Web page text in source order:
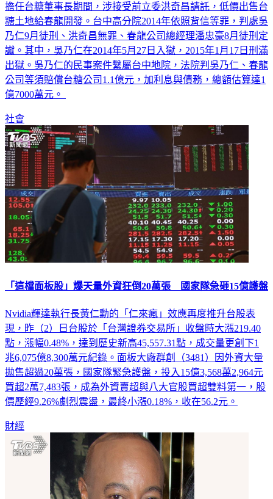
擔任台糖董事長期間，涉接受前立委洪奇昌請託，低價出售台
糖土地給春龍開發。台中高分院2014年依照背信等罪，判處吳
乃仁9月徒刑、洪奇昌無罪、春龍公司總經理潘忠豪8月徒刑定
讞。其中，吳乃仁在2014年5月27日入獄，2015年1月17日刑滿
出獄。吳乃仁的民事案件繫屬台中地院，法院判吳乃仁、春龍
公司等須賠償台糖公司1.1億元，加利息與債務，總額估算達1
億7000萬元。
社會
「這檔面板股」爆天量外資狂倒20萬張 國家隊急砸15億護盤
Nvidia輝達執行長黃仁勳的「仁來瘋」效應再度推升台股表
現，昨（2）日台股於「台灣證券交易所」收盤時大漲219.40
點，漲幅0.48%，達到歷史新高45,557.31點，成交量更創下1
兆6,075億8,300萬元紀錄。面板大廠群創（3481）因外資大量
拋售超過20萬張，國家隊緊急護盤，投入15億3,568萬2,964元
買超2萬7,483張，成為外資賣超與八大官股買超雙料第一，股
價歷經9.26%劇烈震盪，最終小漲0.18%，收在56.2元。
財經